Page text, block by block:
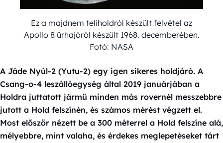
Ez a majdnem teliholdról készült felvétel az
Apollo 8 űrhajóról készült 1968. decemberében.
Fotó: NASA
A Jáde Nyúl-2 (Yutu-2) egy igen sikeres holdjáró. A
Csang-o-4 leszállóegység által 2019 januárjában a
Holdra juttatott jármű minden más rovernél messzebbre
jutott a Hold felszínén, és számos mérést végzett el.
Most először nézett be a 300 méterrel a Hold felszíne alá,
mélyebbre, mint valaha, és érdekes meglepetéseket tárt